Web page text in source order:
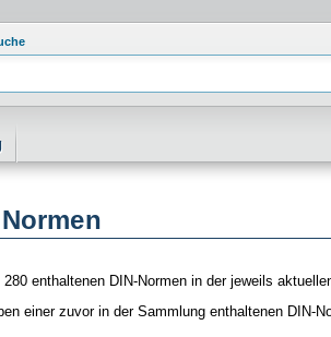
enthaltenen DIN-Normen in der jeweils
einer zuvor in der Sammlung enthaltenen DIN-